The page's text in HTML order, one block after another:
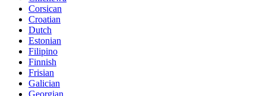
Corsican
Croatian
Dutch
Estonian
Filipino
Finnish
Frisian
Galician
Georgian